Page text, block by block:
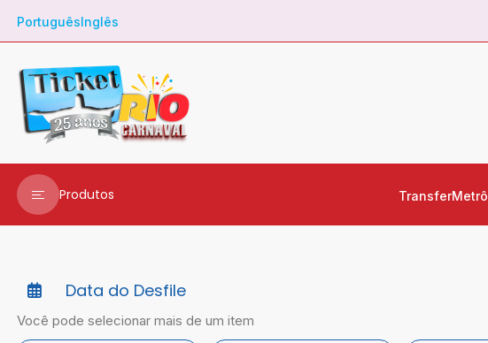
PortuguêsInglês
Produtos
Transfer
Metrô
TransferMetrô
Data do Desfile
Você pode selecionar mais de um item